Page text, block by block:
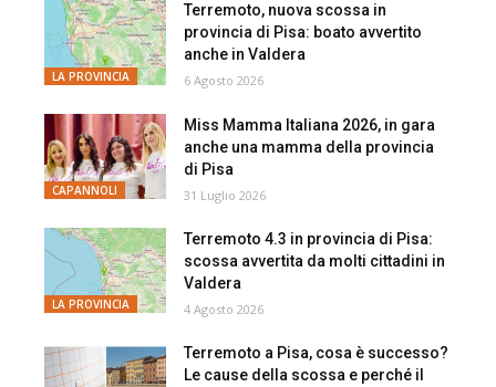
LA PROVINCIA
Terremoto, nuova scossa in
provincia di Pisa: boato avvertito
anche in Valdera
6 Agosto 2026
CAPANNOLI
Miss Mamma Italiana 2026, in gara
anche una mamma della provincia
di Pisa
31 Luglio 2026
LA PROVINCIA
Terremoto 4.3 in provincia di Pisa:
scossa avvertita da molti cittadini in
Valdera
4 Agosto 2026
Terremoto a Pisa, cosa è successo?
Le cause della scossa e perché il